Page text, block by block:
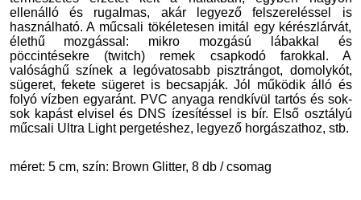
ellenálló és rugalmas, akár legyező felszereléssel is
használható. A műcsali tökéletesen imitál egy kérészlárvát,
élethű mozgással: mikro mozgású lábakkal és
pöccintésekre (twitch) remek csapkodó farokkal. A
valósághű színek a legóvatosabb pisztrángot, domolykót,
sügeret, fekete sügeret is becsapják. Jól működik álló és
folyó vízben egyaránt. PVC anyaga rendkívül tartós és sok-
sok kapást elvisel és DNS ízesítéssel is bír. Első osztályú
műcsali Ultra Light pergetéshez, legyező horgászathoz, stb.
méret: 5 cm, szín: Brown Glitter, 8 db / csomag